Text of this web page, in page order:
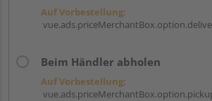
Auf Vorbestellung:
Beim Händler abholen
Auf Vorbestellung: